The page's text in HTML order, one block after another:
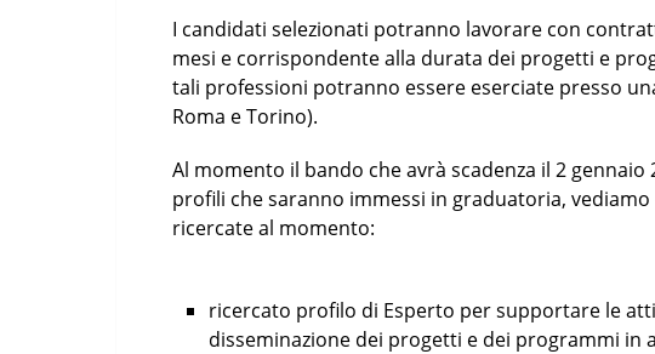
I candidati selezionati potranno lavorare con
mesi e corrispondente alla durata dei progetti e
tali professioni potranno essere eserciate presso
Roma e Torino).
Al momento il bando che avrà scadenza il 2
profili che saranno immessi in graduatoria,
ricercate al momento:
ricercato profilo di Esperto per supportare le
disseminazione dei progetti e dei programmi in